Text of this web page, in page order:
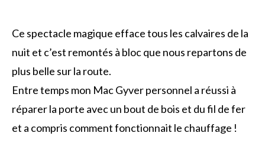
Ce spectacle magique efface tous les calvaires de la
nuit et c’est remontés à bloc que nous repartons de
plus belle sur la route.
Entre temps mon Mac Gyver personnel a réussi à
réparer la porte avec un bout de bois et du fil de fer
et a compris comment fonctionnait le chauffage !